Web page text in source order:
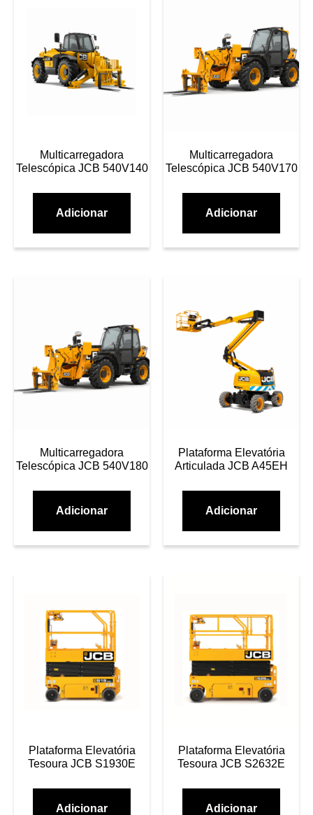
Multicarregadora
Telescópica JCB 540V140
Adicionar
Multicarregadora
Telescópica JCB 540V170
Adicionar
Multicarregadora
Telescópica JCB 540V180
Adicionar
Plataforma Elevatória
Articulada JCB A45EH
Adicionar
Plataforma Elevatória
Tesoura JCB S1930E
Adicionar
Plataforma Elevatória
Tesoura JCB S2632E
Adicionar